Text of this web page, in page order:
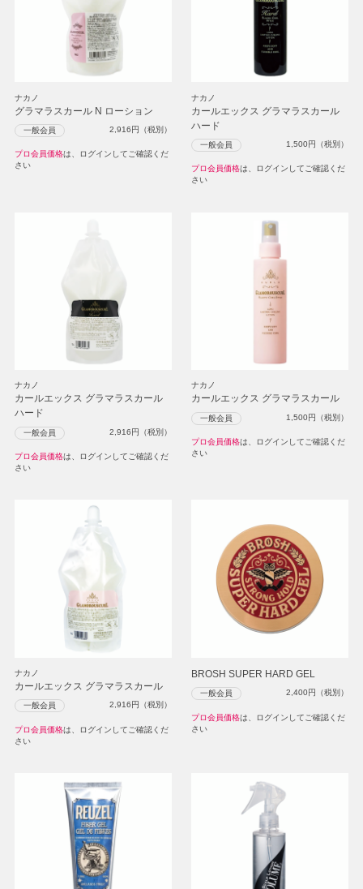
ナカノ
グラマラスカール N ローション
一般会員 2,916円（税別）
プロ会員価格は、ログインしてご確認くだ
さい
ナカノ
カールエックス グラマラスカール
ハード
一般会員 1,500円（税別）
プロ会員価格は、ログインしてご確認くだ
さい
ナカノ
カールエックス グラマラスカール
ハード
一般会員 2,916円（税別）
プロ会員価格は、ログインしてご確認くだ
さい
ナカノ
カールエックス グラマラスカール
一般会員 1,500円（税別）
プロ会員価格は、ログインしてご確認くだ
さい
ナカノ
カールエックス グラマラスカール
一般会員 2,916円（税別）
プロ会員価格は、ログインしてご確認くだ
さい
BROSH SUPER HARD GEL
一般会員 2,400円（税別）
プロ会員価格は、ログインしてご確認くだ
さい